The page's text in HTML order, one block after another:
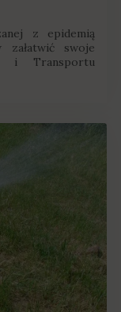
z epidemią
załatwić swoje
i Transportu